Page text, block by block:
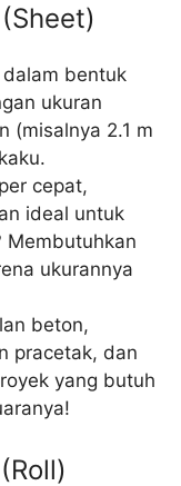
bentuk
ukuran
(misalnya 2.1 m
cepat,
ideal untuk
Membutuhkan
ukurannya
beton,
pracetak, dan
yang butuh